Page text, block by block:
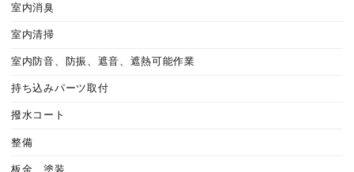
室内消臭
室内清掃
室内防音、防振、遮音、遮熱可能作業
持ち込みパーツ取付
撥水コート
整備
板金、塗装